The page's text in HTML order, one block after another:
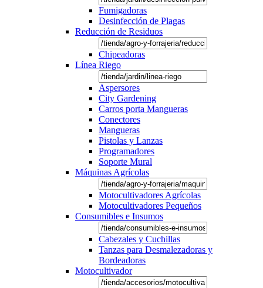
Fumigadoras
Desinfección de Plagas
Reducción de Residuos
Chipeadoras
Línea Riego
Aspersores
City Gardening
Carros porta Mangueras
Conectores
Mangueras
Pistolas y Lanzas
Programadores
Soporte Mural
Máquinas Agrícolas
Motocultivadores Agrícolas
Motocultivadores Pequeños
Consumibles e Insumos
Cabezales y Cuchillas
Tanzas para Desmalezadoras y
Bordeadoras
Motocultivador